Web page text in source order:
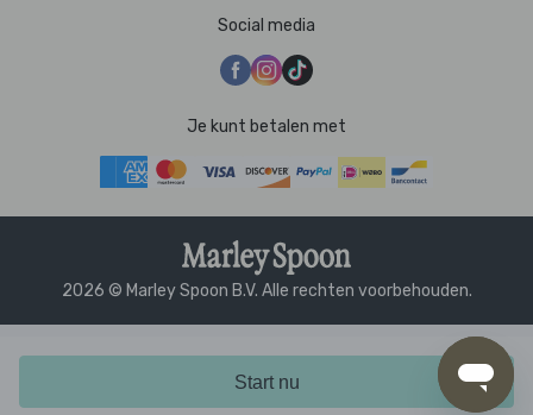
Start nu
Social media
Je kunt betalen met
2026 © Marley Spoon B.V. Alle rechten voorbehouden.